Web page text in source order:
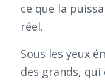
ce que la
réel.
Sous les yeux
des grands,